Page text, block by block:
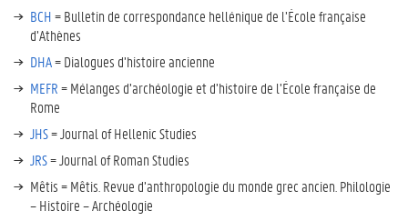
BCH= Bulletin de correspondance hellénique de l’École française
d’Athènes
DHA= Dialogues d’histoire ancienne
MEFR= Mélanges d’archéologie et d’histoire de l’École française de
Rome
JHS= Journal of Hellenic Studies
JRS= Journal of Roman Studies
Mêtis = Mêtis. Revue d’anthropologie du monde grec ancien. Philologie
– Histoire – Archéologie